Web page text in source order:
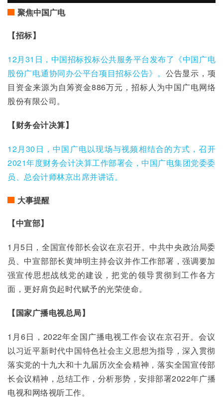
聚焦中国广电
【招标】
12月31日，中国招标投标公共服务平台发布了《中国广电
股份广电通协同办公平台项目招标公告》。 公告显示，项
目资金来源为自筹资金886万元，招标人为中国广电网络
股份有限公司。
【财务会计决算】
12月30日，中国广电以现场与视频相结合的方式，召开
2021年度财务会计决算工作部署会，中国广电集团党委委
员、总会计师林京出席并讲话。
大事提醒
【中宣部】
1月5日，全国宣传部长会议在京召开。中共中央政治局委
员、中宣部部长黄坤明主持会议并作工作部署，强调要加
强宣传思想战线党的建设，把党的领导贯彻到工作各方
面，更好肩负起时代赋予的光荣使命。
【国家广播电视总局】
1月6日，2022年全国广播电视工作会议在京召开。会议
以习近平新时代中国特色社会主义思想为指导，深入贯彻
落实党的十九大和十九届历次全会精神，落实全国宣传部
长会议精神，总结工作，分析形势，安排部署2022年广播
电视和网络视听工作。